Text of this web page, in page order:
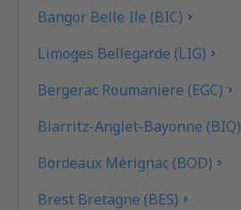
Bangor Belle Ile (BIC)
Limoges Bellegarde (LIG)
Bergerac Roumaniere (EGC)
Biarritz-Anglet-Bayonne (BIQ)
Bordeaux Mérignac (BOD)
Brest Bretagne (BES)